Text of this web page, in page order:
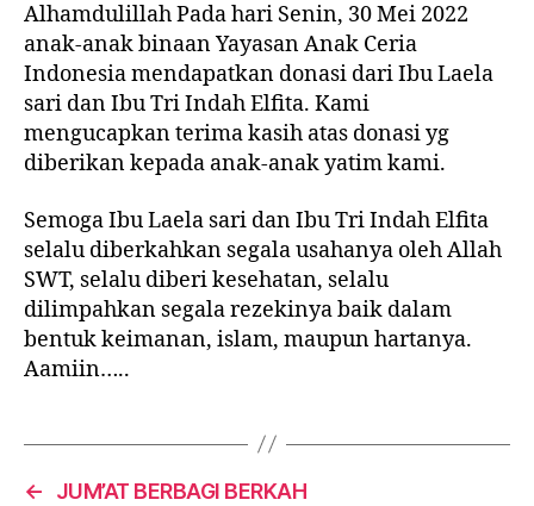
Alhamdulillah Pada hari Senin, 30 Mei 2022
anak-anak binaan Yayasan Anak Ceria
Indonesia mendapatkan donasi dari Ibu Laela
sari dan Ibu Tri Indah Elfita. Kami
mengucapkan terima kasih atas donasi yg
diberikan kepada anak-anak yatim kami.
Semoga Ibu Laela sari dan Ibu Tri Indah Elfita
selalu diberkahkan segala usahanya oleh Allah
SWT, selalu diberi kesehatan, selalu
dilimpahkan segala rezekinya baik dalam
bentuk keimanan, islam, maupun hartanya.
Aamiin…..
← JUM’AT BERBAGI BERKAH